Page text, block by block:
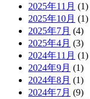
2025年11月 (1)
2025年10月 (1)
2025年7月 (4)
2025年4月 (3)
2024年11月 (1)
2024年9月 (1)
2024年8月 (1)
2024年7月 (9)